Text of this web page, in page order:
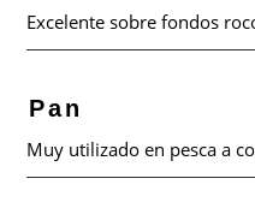
Excelente sobre fondos
Pan
Muy utilizado en pesca a